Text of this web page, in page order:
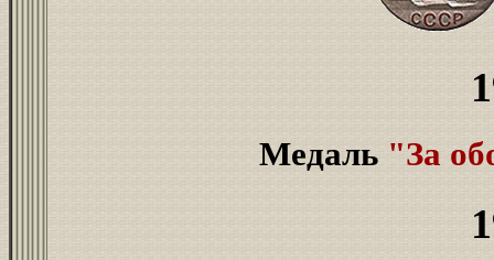
Медаль "За